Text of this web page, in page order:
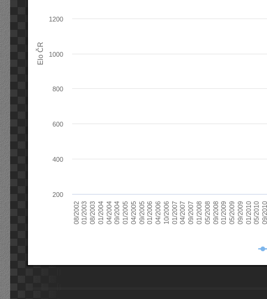
Elo ČR
08/200201/200308/200301/200404/200409/200401/200504/200509/200501/200604/200610/200601/200704/200709/200701/200805/200809/200801/200905/200909/200901/201005/201009/
200
400
600
800
1000
1200